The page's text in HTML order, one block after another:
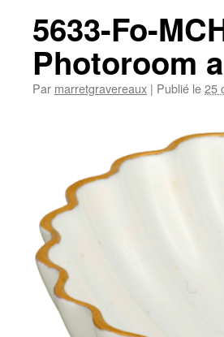
5633-Fo-
Photoroom a
Par marretgravereaux | Publié le25